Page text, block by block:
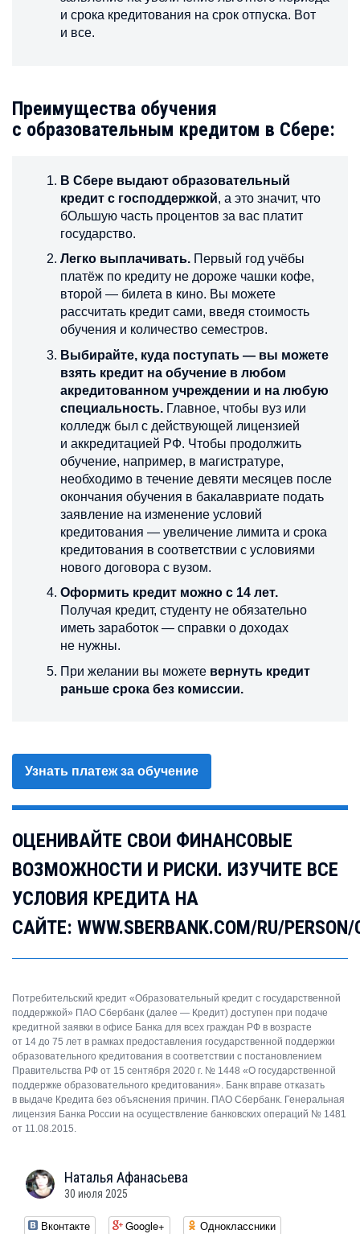
и срока кредитования на срок отпуска. Вот
и все.
Преимущества обучения
с образовательным кредитом в Сбере:
В Сбере выдают образовательный
кредит с господдержкой, а это значит, что
бОльшую часть процентов за вас платит
государство.
Легко выплачивать. Первый год учёбы
платёж по кредиту не дороже чашки кофе,
второй — билета в кино. Вы можете
рассчитать кредит сами, введя стоимость
обучения и количество семестров.
Выбирайте, куда поступать — вы можете
взять кредит на обучение в любом
акредитованном учреждении и на любую
специальность. Главное, чтобы вуз или
колледж был с действующей лицензией
и аккредитацией РФ. Чтобы продолжить
обучение, например, в магистратуре,
необходимо в течение девяти месяцев после
окончания обучения в бакалавриате подать
заявление на изменение условий
кредитования — увеличение лимита и срока
кредитования в соответствии с условиями
нового договора с вузом.
Оформить кредит можно с 14 лет.
Получая кредит, студенту не обязательно
иметь заработок — справки о доходах
не нужны.
При желании вы можете вернуть кредит
раньше срока без комиссии.
Узнать платеж за обучение
ОЦЕНИВАЙТЕ СВОИ ФИНАНСОВЫЕ
ВОЗМОЖНОСТИ И РИСКИ. ИЗУЧИТЕ ВСЕ
УСЛОВИЯ КРЕДИТА НА
САЙТЕ: WWW.SBERBANK.COM/RU/
Потребительский кредит «Образовательный кредит с государственной
поддержкой» ПАО Сбербанк (далее — Кредит) доступен при подаче
кредитной заявки в офисе Банка для всех граждан РФ в возрасте
от 14 до 75 лет в рамках предоставления государственной поддержки
образовательного кредитования в соответствии с постановлением
Правительства РФ от 15 сентября 2020 г. № 1448 «О государственной
поддержке образовательного кредитования». Банк вправе отказать
в выдаче Кредита без объяснения причин. ПАО Сбербанк. Генеральная
лицензия Банка России на осуществление банковских операций № 1481
от 11.08.2015.
Наталья Афанасьева
30 июля 2025
Вконтакте Google+
Одноклассники